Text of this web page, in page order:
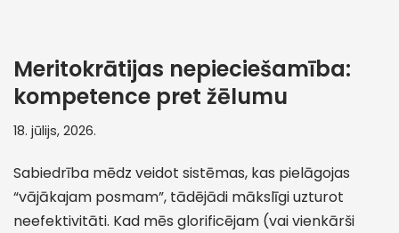
Meritokrātijas nepieciešamība:
kompetence pret žēlumu
18. jūlijs, 2026.
Sabiedrība mēdz veidot sistēmas, kas pielāgojas
“vājākajam posmam”, tādējādi mākslīgi uzturot
neefektivitāti. Kad mēs glorificējam (vai vienkārši